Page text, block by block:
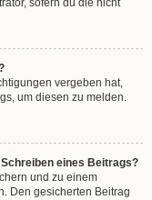
sofern du die nicht
vergeben hat,
um diesen zu melden.
eines Beitrags?
und zu einem
Den gesicherten Beitrag